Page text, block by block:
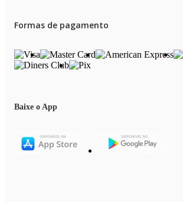
Formas de pagamento
Baixe o App